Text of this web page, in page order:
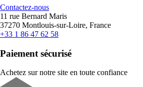
Contactez-nous
11 rue Bernard Maris
37270 Montlouis-sur-Loire, France
+33 1 86 47 62 58
Paiement sécurisé
Achetez sur notre site en toute confiance